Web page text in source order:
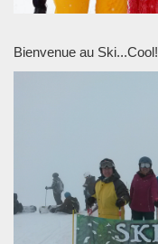
Bienvenue au Ski...Cool!